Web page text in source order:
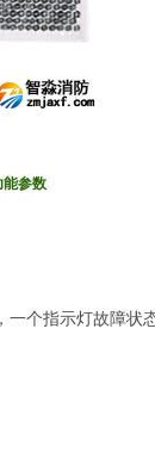
能参数
指示灯故障状